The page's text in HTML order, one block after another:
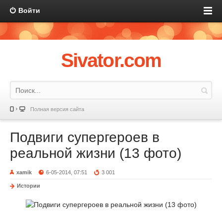
Войти
Sivator.com
Полная версия сайта
Подвиги супергероев в
реальной жизни (13 фото)
xamik 6-05-2014, 07:51 3 001
Истории